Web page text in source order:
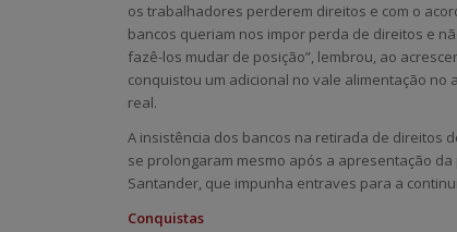
os trabalhadores perderem direitos e com o
bancos queriam nos impor perda de direitos e
fazê-los mudar de posição”, lembrou, ao
conquistou um adicional no vale alimentação
real.
A insistência dos bancos na retirada de direitos
se prolongaram mesmo após a apresentação
Santander, que impunha entraves para a
Conquistas